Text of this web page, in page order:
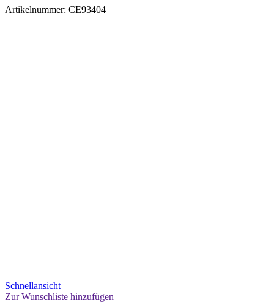
Artikelnummer: CE93404
Schnellansicht
Zur Wunschliste hinzufügen